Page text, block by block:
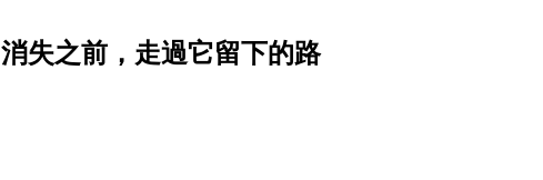
失之前，走過它留下的路